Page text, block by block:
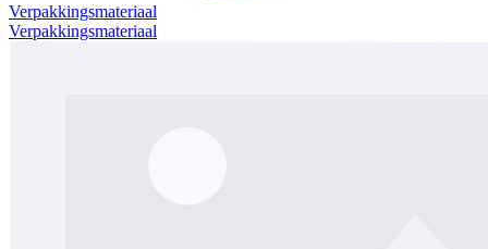
Verpakkingsmateriaal
Verpakkingsmateriaal